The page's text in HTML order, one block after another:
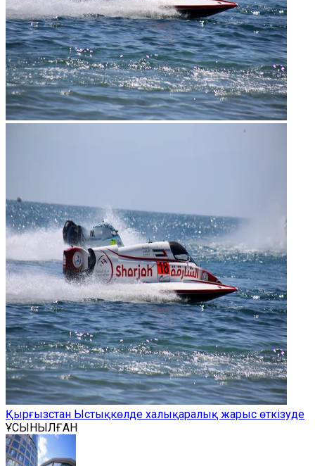
Қырғызстан Ыстықкөлде халықаралық жарыс өткізуде
ҰСЫНЫЛҒАН